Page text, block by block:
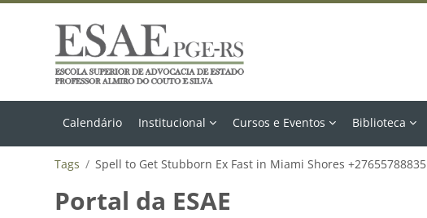
Calendário Institucional Cursos e Eventos Biblioteca
Tags Spell to Get Stubborn Ex Fast in Miami Shores +27655788835
Portal da ESAE